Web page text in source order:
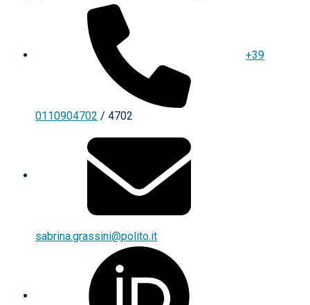
+39
0110904702 / 4702
sabrina.grassini@polito.it